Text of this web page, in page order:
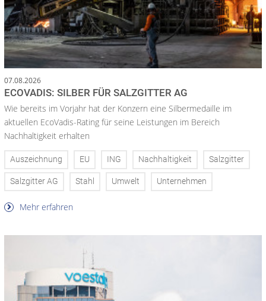
07.08.2026
ECOVADIS: SILBER FÜR SALZGITTER AG
Wie bereits im Vorjahr hat der Konzern eine Silbermedaille im
aktuellen EcoVadis-Rating für seine Leistungen im Bereich
Nachhaltigkeit erhalten
Auszeichnung EU ING Nachhaltigkeit Salzgitter
Salzgitter AG Stahl Umwelt Unternehmen
Mehr erfahren